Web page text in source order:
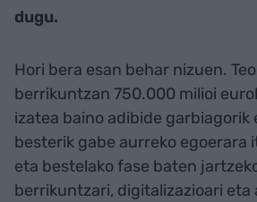
dugu.
Hori bera esan behar nizuen.
berrikuntzan 750.000 milioi
izatea baino adibide garbiagorik
besterik gabe aurreko egoerara
eta bestelako fase baten
berrikuntzari, digitalizazioari eta